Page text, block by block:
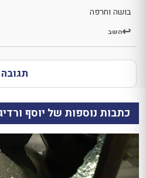
בושה וחרפה
השב
תגובה
כתבות נוספות של יוסף